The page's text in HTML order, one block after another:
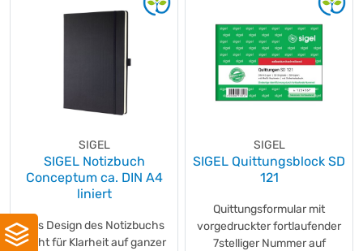
SIGEL
SIGEL Notizbuch
Conceptum ca. DIN A4
liniert
Das Design des Notizbuchs
steht für Klarheit auf ganzer
SIGEL
SIGEL Quittungsblock SD
121
Quittungsformular mit
vorgedruckter fortlaufender
7stelliger Nummer auf